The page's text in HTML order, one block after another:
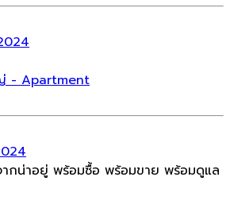
- Apartment
ากน่าอยู่ พร้อมซื้อ พร้อมขาย พร้อมดูแล